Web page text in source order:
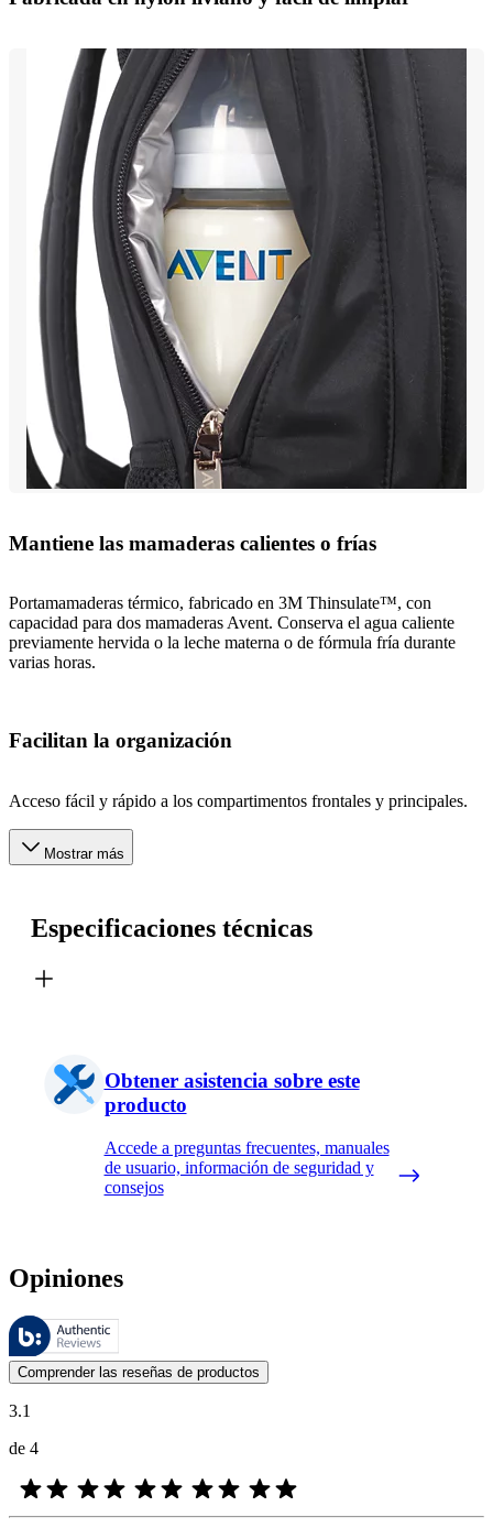
Mantiene las mamaderas calientes o frías
Portamamaderas térmico, fabricado en 3M Thinsulate™, con
capacidad para dos mamaderas Avent. Conserva el agua caliente
previamente hervida o la leche materna o de fórmula fría durante
varias horas.
Facilitan la organización
Acceso fácil y rápido a los compartimentos frontales y principales.
Mostrar más
Especificaciones técnicas
Obtener asistencia sobre este
producto
Accede a preguntas frecuentes, manuales
de usuario, información de seguridad y
consejos
Opiniones
Estas reseñas las gestiona Bazaarvoice y cumplen con la política de
Las opiniones de los clientes en forma de reseñas de productos y
Comprender las reseñas de productos
3.1
de 4